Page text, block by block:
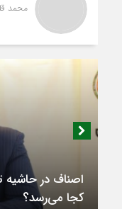
محمد
اصناف در حاشیه
کجا می‌رسد؟